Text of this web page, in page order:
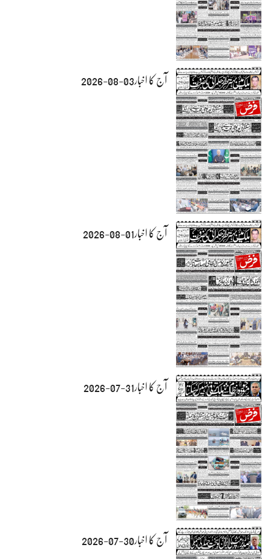
آج کا اخبار03-08-2026
آج کا اخبار01-08-2026
آج کا اخبار31-07-2026
آج کا اخبار30-07-2026